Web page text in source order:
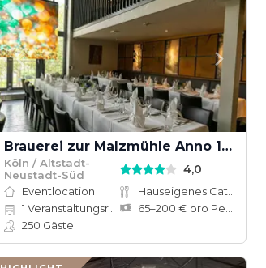
Brauerei zur Malzmühle Anno 1858
Köln / Altstadt-
Neustadt-Süd
4,0
Eventlocation
1 Veranstaltungsräume
250 Gäste